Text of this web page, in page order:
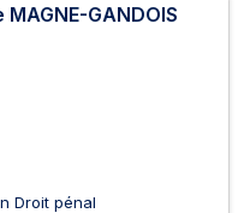
GANDOIS
Droit pénal